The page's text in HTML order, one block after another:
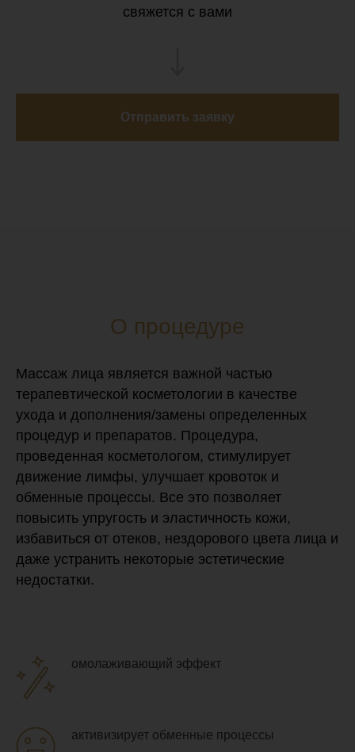
свяжется с вами
Отправить заявку
О процедуре
Массаж лица является важной частью
терапевтической косметологии в качестве
ухода и дополнения/замены определенных
процедур и препаратов. Процедура,
проведенная косметологом, стимулирует
движение лимфы, улучшает кровоток и
обменные процессы. Все это позволяет
повысить упругость и эластичность кожи,
избавиться от отеков, нездорового цвета лица и
даже устранить некоторые эстетические
недостатки.
омолаживающий эффект
активизирует обменные процессы